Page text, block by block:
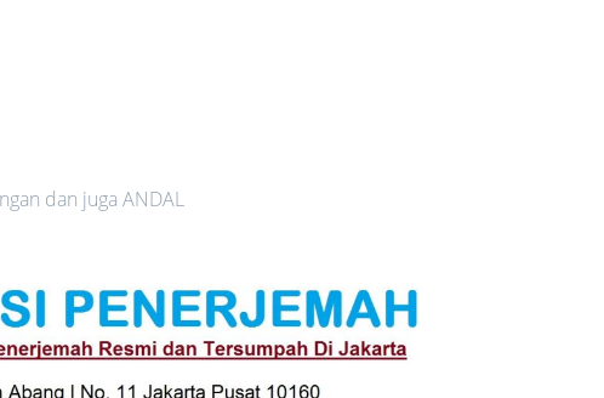
dan juga ANDAL